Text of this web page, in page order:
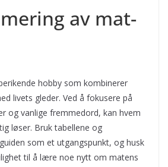
av mat-
hobby som kombinerer
livets gleder. Ved å fokusere på
og vanlige fremmedord, kan hvem
løser. Bruk tabellene og
som et utgangspunkt, og husk
til å lære noe nytt om matens